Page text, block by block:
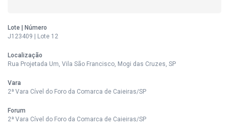
Lote | Número
J123409 | Lote 12
Localização
Rua Projetada Um, Vila São Francisco, Mogi das Cruzes, SP
Vara
2ª Vara Cível do Foro da Comarca de Caieiras/SP
Forum
2ª Vara Cível do Foro da Comarca de Caieiras/SP